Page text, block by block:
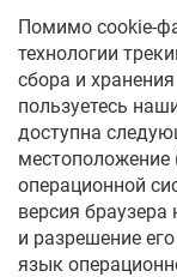
Помимо cookie-
технологии
сбора и
пользуетесь
доступна
местоположение
операционной
версия браузера
и разрешение
язык